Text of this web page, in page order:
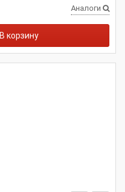
Аналоги
В корзину